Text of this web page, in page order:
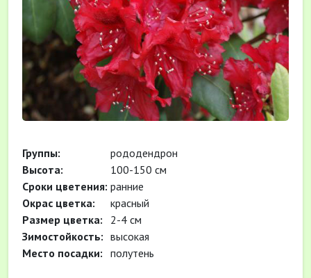
Группы:
рододендрон
Высота:
100-150 см
Сроки цветения: ранние
Окрас цветка:
красный
Размер цветка:
2-4 см
Зимостойкость: высокая
Место посадки: полутень